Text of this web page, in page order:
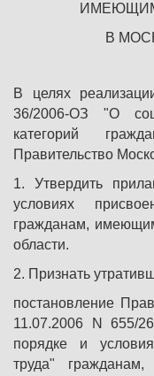
В
В целях
36/2006-ОЗ "О
категорий
Правительство
1. Утвердить
условиях
гражданам,
области.
2. Признать
постановление
11.07.2006 N 655/
порядке и
труда"